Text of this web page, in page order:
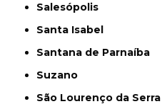
Salesópolis
Santa Isabel
Santana de Parnaíba
Suzano
São Lourenço da Serra